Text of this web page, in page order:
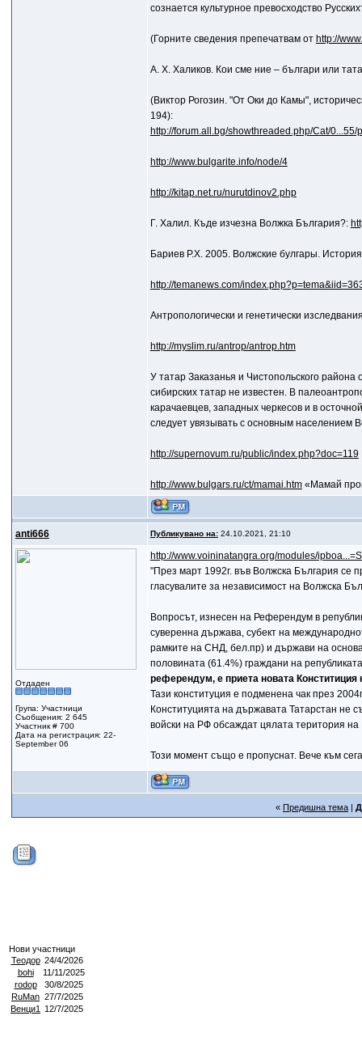
сознается культурное превосходство
(Горните сведения препечатвам от http://
А. Х. Халиков. Кои сме ние – българи или
(Виктор Рогозин. "От Оки до Камы",
194):
http://forum.all.bg/showthreaded.php/Cat/0...55/
http://www.bulgarite.info/node/4
http://kitap.net.ru/nurutdinov2.php
Г. Халил. Къде изчезна Волжка България?:
Бариев Р.Х. 2005. Волжские булгары.
http://temanews.com/
Антропологически и генетически
http://myslim.ru/antrop/antrop.htm
У татар Заказанья и Чистопольского
сибирских татар не известен. В
карачаевцев, западных черкесов и в
следует увязывать с основным населением
http://supernovum.ru/public/index.php?doc=119
http://www.bulgars.ru/ct/mamai.htm«Мамай
anti666 Публикувано на:24.10.2021, 21:10
Отдаден
Група: Участници
Съобщения: 2 645
Участник # 700
Дата на регистрация: 22-
September 06
http://www.voininatangra.org/modules/
"През март 1992г. във Волжска България се
гласувалите за независимост на Волжска
Вопросът, изнесен на Референдум в
суверенна държава, субект на
рамките на СНД, бел.пр) и държави на
половината (61.4%) граждани на
референдум, е приета новата Конститиция
Тази конституция е подменена чак през
Конституцията на държавата Татарстан не
войски на РФ обсаждат цялата територия
Този момент също е пропуснат. Вече към
« Предишна тема|
Нови участници
Теодор 24/4/2026
bohi
11/11/2025
rodop
30/8/2025
RuMan 27/7/2025
Венци1
12/7/2025